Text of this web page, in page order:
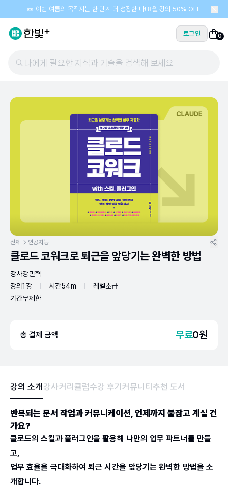
🎫 이번 여름의 목적지는 한 단계 더 성장한 나! 8월 강의 50% OFF
로그인 0
나에게 필요한 지식과 기술을 검색해 보세요.
전체 인공지능
클로드 코워크로 퇴근을 앞당기는 완벽한 방법
강사강민혁
강의1강 시간54m 레벨초급
기간무제한
총 결제 금액 무료0원
강의 소개 강사커리큘럼수강 후기 커뮤니티 추천 도서
반복되는 문서 작업과 커뮤니케이션, 언제까지 붙잡고 계실 건
가요?
클로드의 스킬과 플러그인을 활용해 나만의 업무 파트너를 만들
고,
업무 효율을 극대화하여 퇴근 시간을 앞당기는 완벽한 방법을 소
개합니다.